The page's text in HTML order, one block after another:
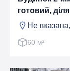
готовий,
Не
60 м²